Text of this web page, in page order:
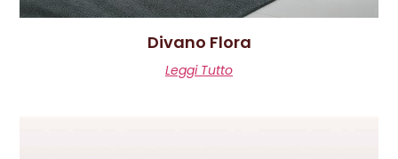
Divano Flora
Leggi Tutto